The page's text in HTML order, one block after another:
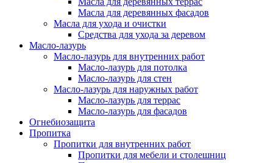
Масла для деревянных фасадов
Масла для ухода и очистки
Средства для ухода за деревом
Масло-лазурь
Масло-лазурь для внутренних работ
Масло-лазурь для потолка
Масло-лазурь для стен
Масло-лазурь для наружных работ
Масло-лазурь для террас
Масло-лазурь для фасадов
Огнебиозащита
Пропитка
Пропитки для внутренних работ
Пропитки для мебели и столешниц